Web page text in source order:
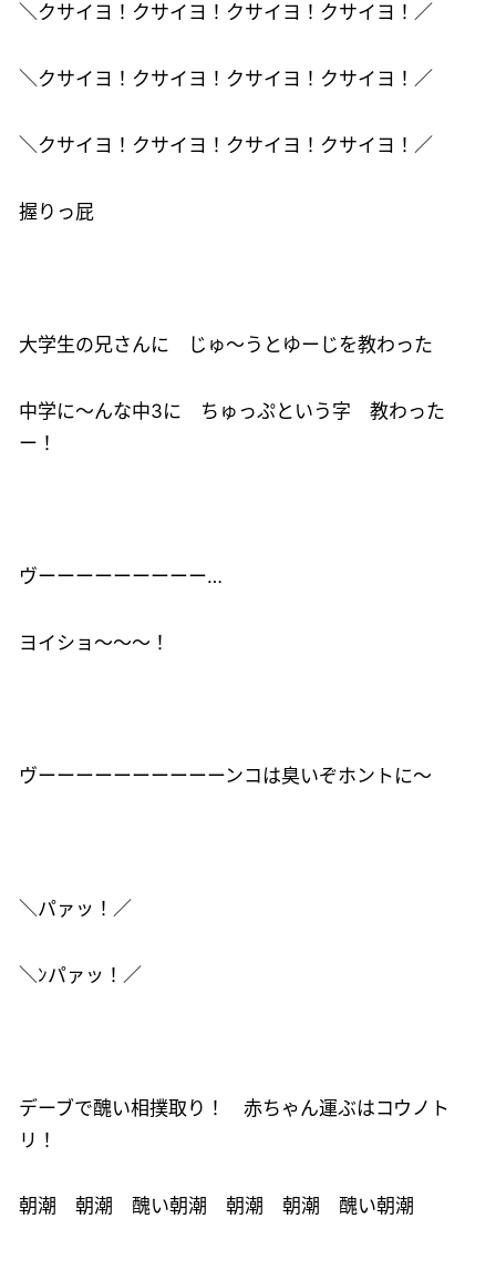
＼クサイヨ！クサイヨ！クサイヨ！クサイヨ！／
＼クサイヨ！クサイヨ！クサイヨ！クサイヨ！／
＼クサイヨ！クサイヨ！クサイヨ！クサイヨ！／
握りっ屁
大学生の兄さんに じゅ～うとゆーじを教わった
中学に～んな中3に ちゅっぷという字 教わった
ー！
ヴーーーーーーーーー…
ヨイショ～～～！
ヴーーーーーーーーーーンコは臭いぞホントに～
＼パァッ！／
＼ﾝパァッ！／
デーブで醜い相撲取り！ 赤ちゃん運ぶはコウノト
リ！
朝潮 朝潮 醜い朝潮 朝潮 朝潮 醜い朝潮